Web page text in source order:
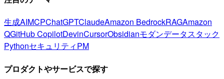
生成AIMCPChatGPTClaudeAmazon BedrockRAGAmazon
QGitHub CopilotDevinCursorObsidianモダンデータスタック
PythonセキュリティPM
プロダクトやサービスで探す